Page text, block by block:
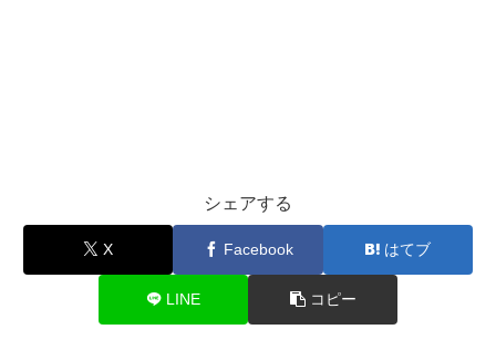
シェアする
X Facebook はてブ
LINE コピー